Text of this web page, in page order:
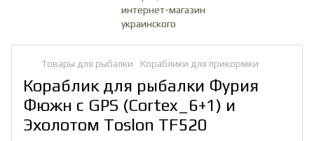
Товары для рыбалки Кораблики для прикормки
Кораблик для рыбалки Фурия
Фюжн с GPS (Cortex_6+1) и
Эхолотом Toslon TF520